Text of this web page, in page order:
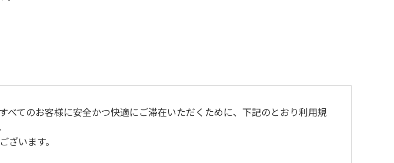
てのお客様に安全かつ快適にご滞在いただくために、下記のとおり利用規
います。